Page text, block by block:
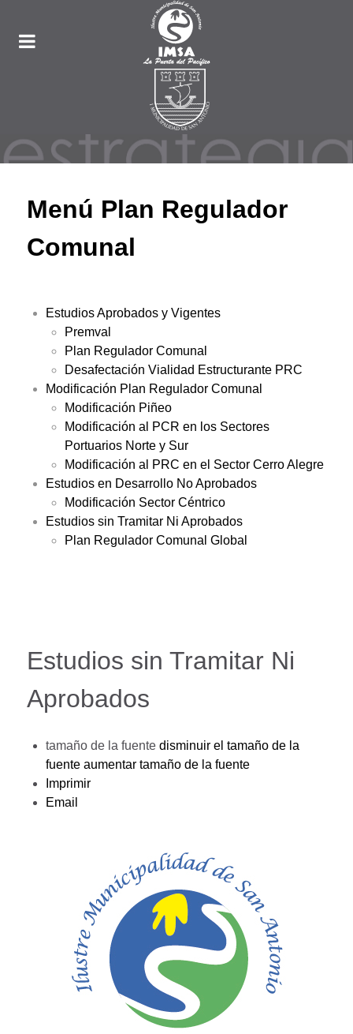
Menú Plan Regulador
Comunal
Estudios Aprobados y Vigentes
Premval
Plan Regulador Comunal
Desafectación Vialidad Estructurante PRC
Modificación Plan Regulador Comunal
Modificación Piñeo
Modificación al PCR en los Sectores
Portuarios Norte y Sur
Modificación al PRC en el Sector Cerro Alegre
Estudios en Desarrollo No Aprobados
Modificación Sector Céntrico
Estudios sin Tramitar Ni Aprobados
Plan Regulador Comunal Global
Estudios sin Tramitar Ni
Aprobados
tamaño de la fuente disminuir el tamaño de la
fuente aumentar tamaño de la fuente
Imprimir
Email